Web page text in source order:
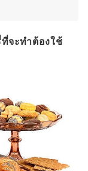
จะทำต้องใช้